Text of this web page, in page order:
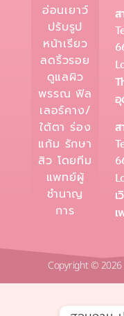
อ่อนเยาว์
ปรับรูป
หน้าเรียว
ลดริ้วรอย
ดูแลผิว
พรรณ ฟิล
เลอร์คาง/
ใต้ตา ร่อง
แก้ม รักษา
สิว โดยทีม
แพทย์ผู้
ชำนาญ
การ
ส
ส
Copyright © 2026